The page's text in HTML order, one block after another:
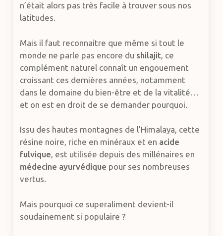
n’était alors pas très facile à trouver sous nos
latitudes.
Mais il faut reconnaitre que même si tout le
monde ne parle pas encore du shilajit , ce
complément naturel connaît un engouement
croissant ces dernières années, notamment
dans le domaine du bien-être et de la vitalité…
et on est en droit de se demander pourquoi.
Issu des hautes montagnes de l’Himalaya, cette
résine noire, riche en minéraux et en acide
fulvique, est utilisée depuis des millénaires en
médecine ayurvédique pour ses nombreuses
vertus.
Mais pourquoi ce superaliment devient-il
soudainement si populaire ?